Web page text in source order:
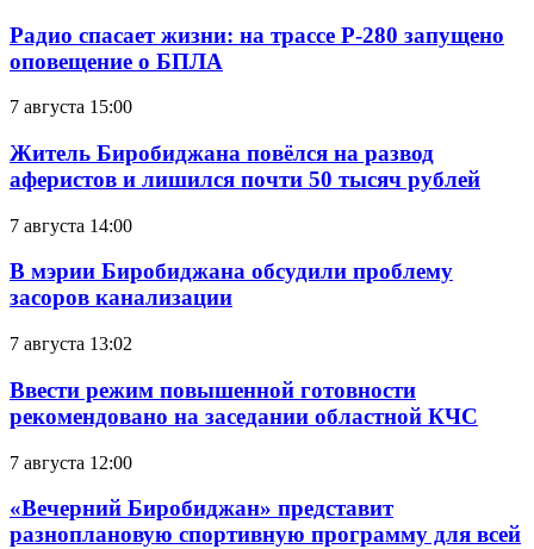
Радио спасает жизни: на трассе Р-280 запущено
оповещение о БПЛА
7 августа 15:00
Житель Биробиджана повёлся на развод
аферистов и лишился почти 50 тысяч рублей
7 августа 14:00
В мэрии Биробиджана обсудили проблему
засоров канализации
7 августа 13:02
Ввести режим повышенной готовности
рекомендовано на заседании областной КЧС
7 августа 12:00
«Вечерний Биробиджан» представит
разноплановую спортивную программу для всей